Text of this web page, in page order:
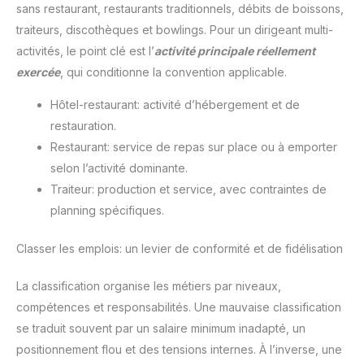
sans restaurant, restaurants traditionnels, débits de boissons,
traiteurs, discothèques et bowlings. Pour un dirigeant multi-
activités, le point clé est l’activité principale réellement
exercée, qui conditionne la convention applicable.
Hôtel-restaurant: activité d’hébergement et de
restauration.
Restaurant: service de repas sur place ou à emporter
selon l’activité dominante.
Traiteur: production et service, avec contraintes de
planning spécifiques.
Classer les emplois: un levier de conformité et de fidélisation
La classification organise les métiers par niveaux,
compétences et responsabilités. Une mauvaise classification
se traduit souvent par un salaire minimum inadapté, un
positionnement flou et des tensions internes. À l’inverse, une